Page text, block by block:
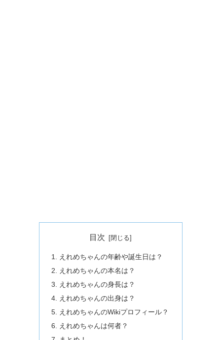
目次
えれめちゃんの年齢や誕生日は？
えれめちゃんの本名は？
えれめちゃんの身長は？
えれめちゃんの出身は？
えれめちゃんのWikiプロフィール？
えれめちゃんは何者？